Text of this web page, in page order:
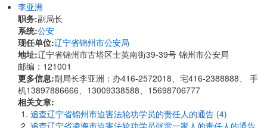
李亚洲
职务:副局长
系统:公安
现任单位:辽宁省锦州市公安局
地址:辽宁省锦州市古塔区士英南街39-39号 锦州市公安局
邮编：121001
更多信息:副局长李亚洲：办416-2572018、宅416-2388888、 手
机13897886666、13009338588、15698706777
相关文章:
追查辽宁省锦州市迫害法轮功学员的责任人的通告 (4)
追查辽宁省凌海市迫害法轮功学员张雷一家人的责任人的通告